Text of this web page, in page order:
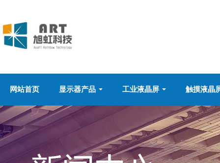
网站首页 显示器产品 工业液晶屏 触摸液晶